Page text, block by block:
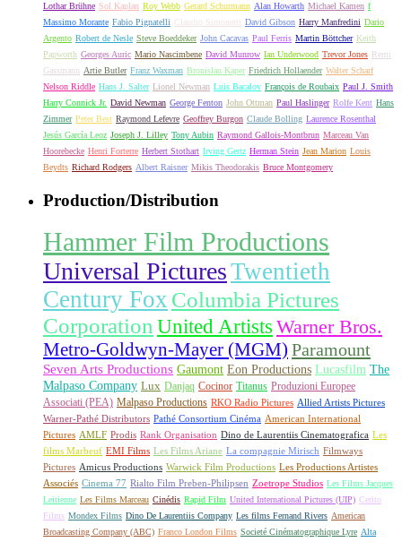
Lothar Brühne Sol Kaplan Roy Webb Gerard Schurmann Alan Howarth Michael Kamen f
Massimo Morante Fabio Pignatelli Claudio Simonetti David Gibson Harry Manfredini Dario
Argento Robert de Nesle Steve Boeddeker John Cacavas Paul Ferris Martin Böttcher Keith
Papworth Georges Auric Mario Nascimbene David Munrow Ian Underwood Trevor Jones Remi
Gassmann Artie Butler Franz Waxman Bronislau Kaper Friedrich Hollaender Walter Scharf
Nelson Riddle Hans J. Salter Lionel Newman Luis Bacalov François de Roubaix Paul J. Smith
Harry Connick Jr. David Newman George Fenton John Ottman Paul Haslinger Rolfe Kent Hans
Zimmer Peter Best Raymond Lefevre Geoffrey Burgon Claude Bolling Laurence Rosenthal
Jesús García Leoz Joseph J. Lilley Tony Aubin Raymond Gallois-Montbrun Marceau Van
Hoorebecke Henri Forterre Herbert Stothart Irving Gertz Herman Stein Jean Marion Louis
Beydts Richard Rodgers Albert Raisner Mikis Theodorakis Bruce Montgomery
Production/Distribution
Hammer Film Productions
Universal PicturesTwentieth
Century Fox Columbia Pictures
Corporation United Artists Warner Bros.
Metro-Goldwyn-Mayer (MGM) Paramount
Seven Arts Productions Gaumont Eon Productions Lucasfilm The
Malpaso Company Lux Danjaq Cocinor Titanus Produzioni Europee
Associati (PEA) Malpaso Productions RKO Radio Pictures Allied Artists Pictures
Warner-Pathé Distributors Pathé Consortium Cinéma American International
Pictures AMLF Prodis Rank Organisation Dino de Laurentiis Cinematografica Les
films Marbeuf EMI Films Les Films Ariane La compagnie Mirisch Filmways
Pictures Amicus Productions Warwick Film Productions Les Productions Artistes
Associés Cinema 77 Rialto Film Preben-Philipsen Zoetrope Studios Les Films Jacques
Leitienne Les Films Marceau Cinédis Rapid Film United International Pictures (UIP) Cerito
Films Mondex Films Dino De Laurentiis Company Les films Fernand Rivers American
Broadcasting Company (ABC) Franco London Films Societé Cinématographique Lyre Alta